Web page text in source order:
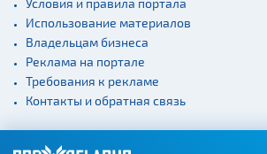
Спортивные
сооружения
Веломаршруты
Аэропорты
вокзалы
Условия и правила портала
Использование материалов
Владельцам бизнеса
Реклама на портале
Требования к рекламе
Контакты и обратная связь